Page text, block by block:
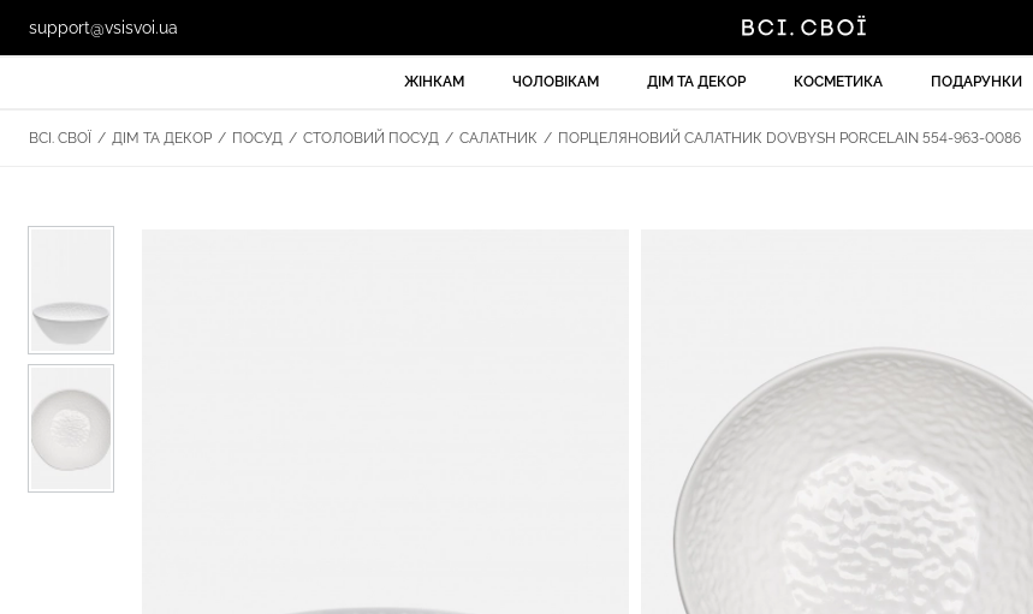
support@vsisvoi.ua
ЖІНКАМ ЧОЛОВІКАМ ДІМ ТА ДЕКОР КОСМЕТИКА ПОДАРУНКИ
ВСІ. СВОЇ / ДІМ ТА ДЕКОР / ПОСУД / СТОЛОВИЙ ПОСУД / САЛАТНИК / ПОРЦЕЛЯНОВИЙ САЛАТНИК DOVBYSH PORCELAIN 554-963-0086